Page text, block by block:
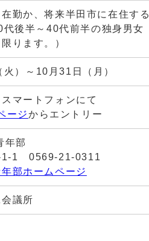
勤か、将来半田市に在住する
後半～40代前半の独身男女
ります。）
）～10月31日（月）
マートフォンにて
ージからエントリー
年部
1-1 0569-21-0311
部ホームページ
議所